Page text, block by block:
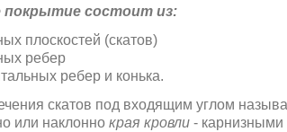
покрытие состоит из:
плоскостей (скатов)
ребер
ребер и конька.
скатов под входящим углом
или наклонно края кровли -